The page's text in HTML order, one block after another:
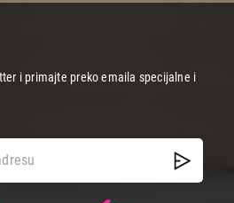
i primajte preko emaila specijalne i